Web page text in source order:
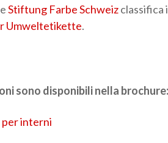
Stiftung Farbe Schweizclassifica
Umweltetikette.
sono disponibili nella brochure:
interni